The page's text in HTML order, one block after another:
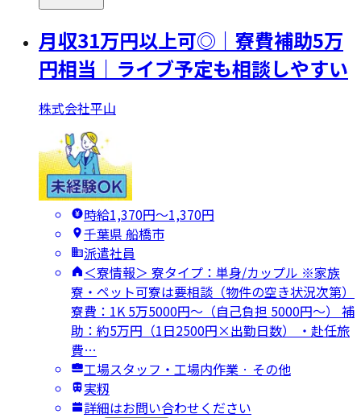
月収31万円以上可◎｜寮費補助5万
円相当｜ライブ予定も相談しやすい
株式会社平山
時給1,370円〜1,370円
千葉県 船橋市
派遣社員
＜寮情報＞ 寮タイプ：単身/カップル ※家族
寮・ペット可寮は要相談（物件の空き状況次第）
寮費：1K 5万5000円～（自己負担 5000円～） 補
助：約5万円（1日2500円×出勤日数） ・赴任旅
費…
工場スタッフ・工場内作業 · その他
実籾
詳細はお問い合わせください